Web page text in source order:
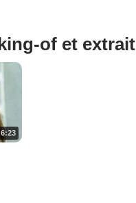
of et extrait
6:23